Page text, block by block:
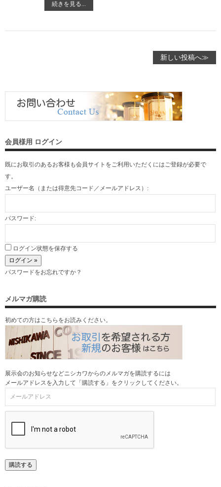
続きを見る...
新しい投稿へ≫
会員様用 ログイン
既にお取引のあるお客様も会員サイトをご利用いただくにはご登録が必要で
す。
ユーザー名（または得意先コード／メールアドレス）:
パスワード:
ログイン状態を保存する
パスワードをお忘れですか？
メルマガ購読
初めての方はこちらをお読みください。
展示会のお知らせなどニシカワからのメルマガを購読するには
メールアドレスを入力して「購読する」をクリックしてください。